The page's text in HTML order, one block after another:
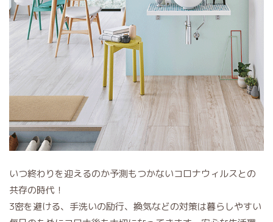
いつ終わりを迎えるのか予測もつかないコロナウィルスとの
共存の時代！
3密を避ける、手洗いの励行、換気などの対策は暮らしやすい